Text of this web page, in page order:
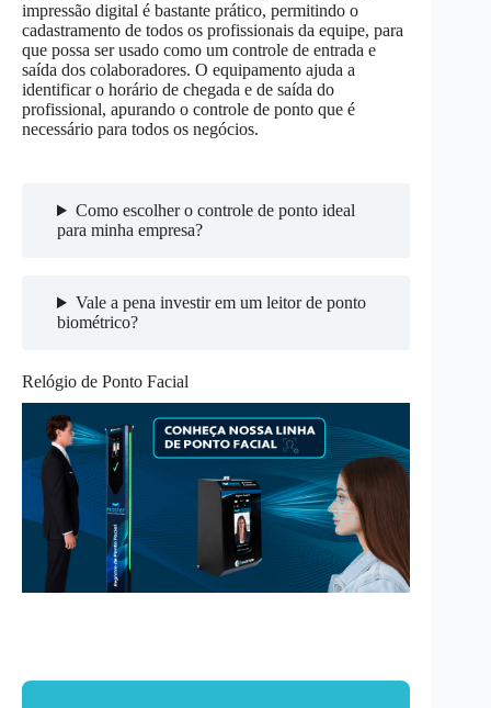
impressão digital é bastante prático, permitindo o
cadastramento de todos os profissionais da equipe, para
que possa ser usado como um controle de entrada e
saída dos colaboradores. O equipamento ajuda a
identificar o horário de chegada e de saída do
profissional, apurando o controle de ponto que é
necessário para todos os negócios.
Como escolher o controle de ponto ideal
para minha empresa?
Vale a pena investir em um leitor de ponto
biométrico?
Relógio de Ponto Facial